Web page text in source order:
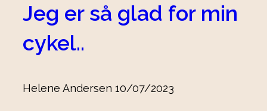
Jeg er så glad for min
cykel..
Helene Andersen 10/07/2023